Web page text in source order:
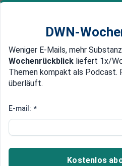
Newsticker MEIN DWN:
Edelmetalle DWN-
Sozialistisches Mega-Patchwork
Valérie
Frankreich eine
DWN-
Weniger E-Mails, mehr
Wochenrückblick liefert 1x/
Themen kompakt als Podcast.
überläuft.
E-mail: *
Kostenlos